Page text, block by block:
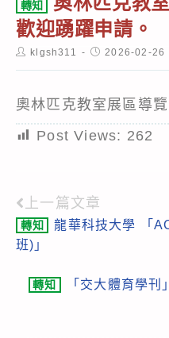
轉知
歡迎踴躍申請。
Postklgsh311
Post2026-02-26
奧林匹克教室展區導覽
Post Views: 262
Read
more
上一篇文章
轉知
龍華科技大學 「
班)」
轉知
「交大體育學